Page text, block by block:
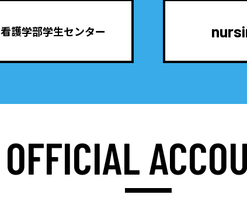
看護学部学生センター
OFFICIAL